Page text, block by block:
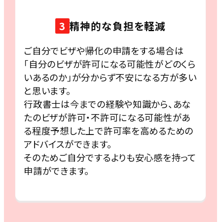
3 精神的な負担を軽減
ご自分でビザや帰化の申請をする場合は
「自分のビザが許可になる可能性がどのくら
いあるのか」が分からず不安になる方が多い
と思います。
行政書士は今までの経験や知識から、あな
たのビザが許可・不許可になる可能性があ
る程度予想した上で許可率を高めるための
アドバイスができます。
そのためご自分でするよりも安心感を持って
申請ができます。